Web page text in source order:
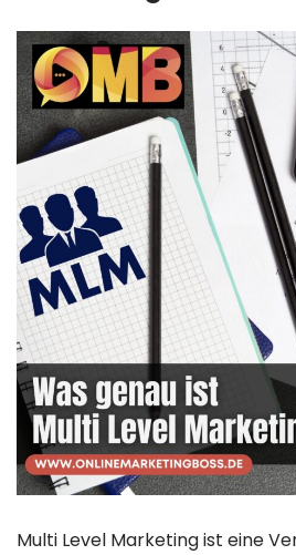
Multi Level Marketing ist eine